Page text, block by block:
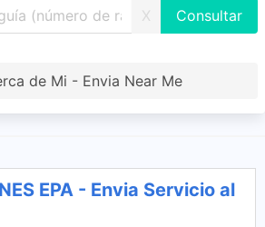
X
de Mi - Envia Near Me
EPA - Envia Servicio al